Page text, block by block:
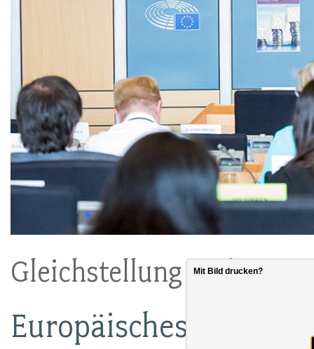
Gleichstellung und
Europäisches
Mit Bild drucken?